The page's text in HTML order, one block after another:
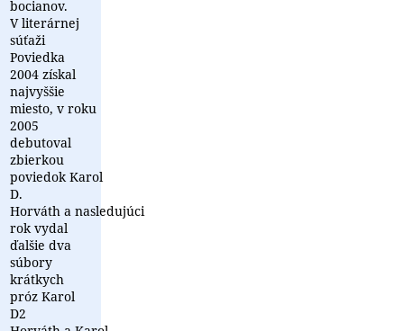
bocianov.
V literárnej
súťaži
Poviedka
2004 získal
najvyššie
miesto, v roku
2005
debutoval
zbierkou
poviedok Karol
D.
Horváth a nasledujúci
rok vydal
ďalšie dva
súbory
krátkych
próz Karol
D2